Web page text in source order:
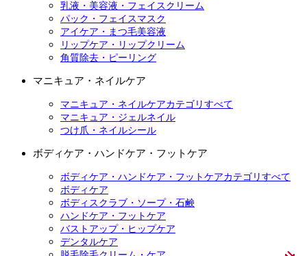
乳液・美容液・フェイスクリーム
パック・フェイスマスク
アイケア・まつ毛美容液
リップケア・リップクリーム
角質除去・ピーリング
マニキュア・ネイルケア
マニキュア・ネイルケアカテゴリすべて
マニキュア・ジェルネイル
つけ爪・ネイルシール
ボディケア・ハンドケア・フットケア
ボディケア・ハンドケア・フットケアカテゴリすべて
ボディケア
ボディスクラブ・ソープ・石鹸
ハンドケア・フットケア
バストアップ・ヒップケア
デンタルケア